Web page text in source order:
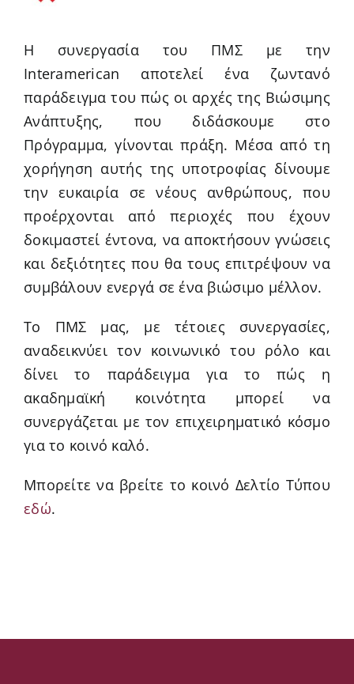
Η συνεργασία του ΠΜΣ με την
Interamerican αποτελεί ένα ζωντανό
παράδειγμα του πώς οι αρχές της Βιώσιμης
Ανάπτυξης, που διδάσκουμε στο
Πρόγραμμα, γίνονται πράξη. Μέσα από τη
χορήγηση αυτής της υποτροφίας δίνουμε
την ευκαιρία σε νέους ανθρώπους, που
προέρχονται από περιοχές που έχουν
δοκιμαστεί έντονα, να αποκτήσουν γνώσεις
και δεξιότητες που θα τους επιτρέψουν να
συμβάλουν ενεργά σε ένα βιώσιμο μέλλον.
Το ΠΜΣ μας, με τέτοιες συνεργασίες,
αναδεικνύει τον κοινωνικό του ρόλο και
δίνει το παράδειγμα για το πώς η
ακαδημαϊκή κοινότητα μπορεί να
συνεργάζεται με τον επιχειρηματικό κόσμο
για το κοινό καλό.
Μπορείτε να βρείτε το κοινό Δελτίο Τύπου
εδώ.